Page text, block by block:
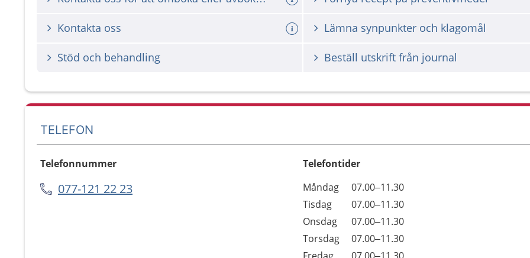
Kontakta oss Lämna synpunkter och klagomål
Stöd och behandling Beställ utskrift från journal
TELEFON
Telefonnummer
077-121 22 23
Telefontider
Dag
Öppettider
Kommentarer
Måndag
07.00–11.30
Tisdag
07.00–11.30
Onsdag
07.00–11.30
Torsdag
07.00–11.30